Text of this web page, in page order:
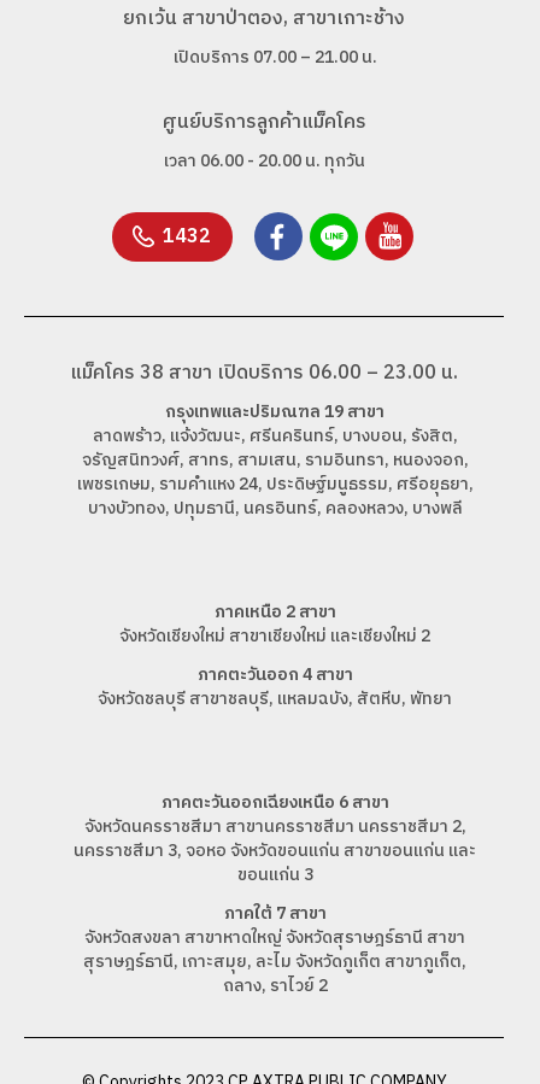
ยกเว้น สาขาป่าตอง, สาขาเกาะช้าง
เปิดบริการ 07.00 – 21.00 น.
ศูนย์บริการลูกค้าแม็คโคร
เวลา 06.00 - 20.00 น. ทุกวัน
1432
แม็คโคร 38 สาขา เปิดบริการ 06.00 – 23.00 น.
กรุงเทพและปริมณฑล 19 สาขา
ลาดพร้าว, แจ้งวัฒนะ, ศรีนครินทร์, บางบอน, รังสิต,
จรัญสนิทวงศ์, สาทร, สามเสน, รามอินทรา, หนองจอก,
เพชรเกษม, รามคำแหง 24, ประดิษฐ์มนูธรรม, ศรีอยุธยา,
บางบัวทอง, ปทุมธานี, นครอินทร์, คลองหลวง, บางพลี
ภาคเหนือ 2 สาขา
จังหวัดเชียงใหม่ สาขาเชียงใหม่ และเชียงใหม่ 2
ภาคตะวันออก 4 สาขา
จังหวัดชลบุรี สาขาชลบุรี, แหลมฉบัง, สัตหีบ, พัทยา
ภาคตะวันออกเฉียงเหนือ 6 สาขา
จังหวัดนครราชสีมา สาขานครราชสีมา นครราชสีมา 2,
นครราชสีมา 3, จอหอ จังหวัดขอนแก่น สาขาขอนแก่น และ
ขอนแก่น 3
ภาคใต้ 7 สาขา
จังหวัดสงขลา สาขาหาดใหญ่ จังหวัดสุราษฎร์ธานี สาขา
สุราษฎร์ธานี, เกาะสมุย, ละไม จังหวัดภูเก็ต สาขาภูเก็ต,
ถลาง, ราไวย์ 2